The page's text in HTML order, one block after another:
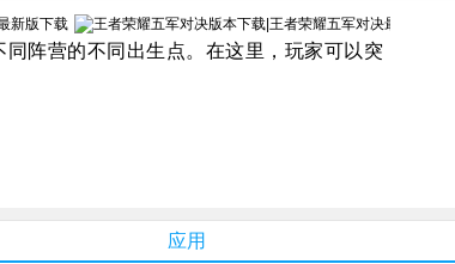
阵营的不同出生点。在这里，玩家可以突
应用